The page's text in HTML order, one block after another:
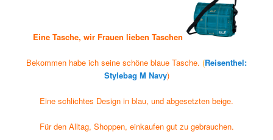
Eine Tasche, wir Frauen lieben Taschen
Bekommen habe ich seine schöne blaue Tasche. (Reisenthel:
Stylebag M Navy)
Eine schlichtes Design in blau, und abgesetzten beige.
Für den Alltag, Shoppen, einkaufen gut zu gebrauchen.